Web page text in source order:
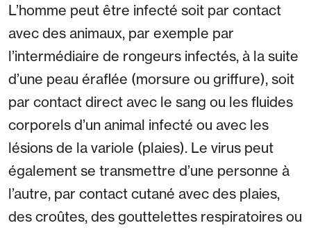
L’homme peut être infecté soit par contact
avec des animaux, par exemple par
l’intermédiaire de rongeurs infectés, à la suite
d’une peau éraflée (morsure ou griffure), soit
par contact direct avec le sang ou les fluides
corporels d’un animal infecté ou avec les
lésions de la variole (plaies). Le virus peut
également se transmettre d’une personne à
l’autre, par contact cutané avec des plaies,
des croûtes, des gouttelettes respiratoires ou